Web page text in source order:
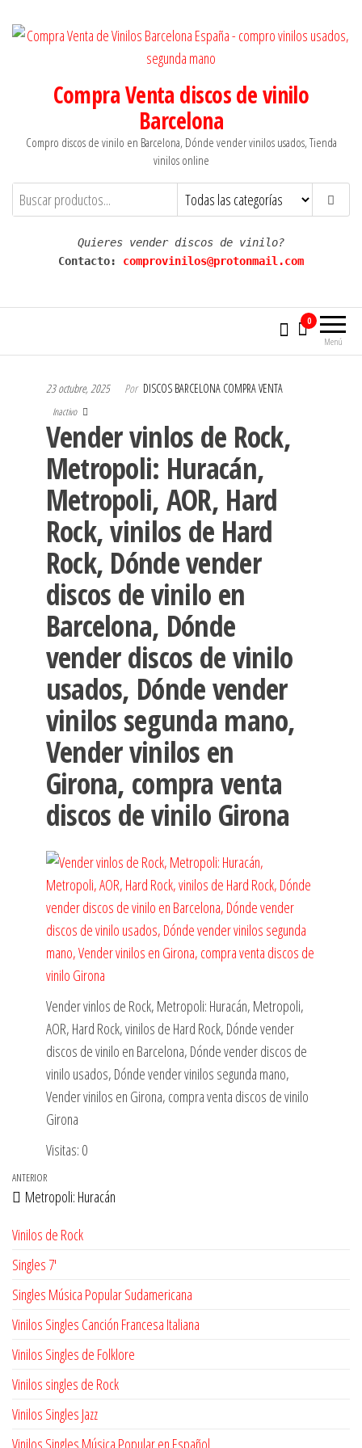
Compra Venta discos de vinilo
Barcelona
Compro discos de vinilo en Barcelona, Dónde vender vinilos usados, Tienda
vinilos online
Quieres vender discos de vinilo?
Contacto: comprovinilos@protonmail.com
Menú
0
23 octubre, 2025 Por DISCOS BARCELONA COMPRA VENTA
Inactivo
Vender vinlos de Rock,
Metropoli: Huracán,
Metropoli, AOR, Hard
Rock, vinilos de Hard
Rock, Dónde vender
discos de vinilo en
Barcelona, Dónde
vender discos de vinilo
usados, Dónde vender
vinilos segunda mano,
Vender vinilos en
Girona, compra venta
discos de vinilo Girona
Vender vinlos de Rock, Metropoli: Huracán, Metropoli,
AOR, Hard Rock, vinilos de Hard Rock, Dónde vender
discos de vinilo en Barcelona, Dónde vender discos de
vinilo usados, Dónde vender vinilos segunda mano,
Vender vinilos en Girona, compra venta discos de vinilo
Girona
Visitas: 0
Navegación
de
entradas
Entrada
anterior
ANTERIOR
Metropoli: Huracán
Vinilos de Rock
Singles 7'
Singles Música Popular Sudamericana
Vinilos Singles Canción Francesa Italiana
Vinilos Singles de Folklore
Vinilos singles de Rock
Vinilos Singles Jazz
Vinilos Singles Música Popular en Español